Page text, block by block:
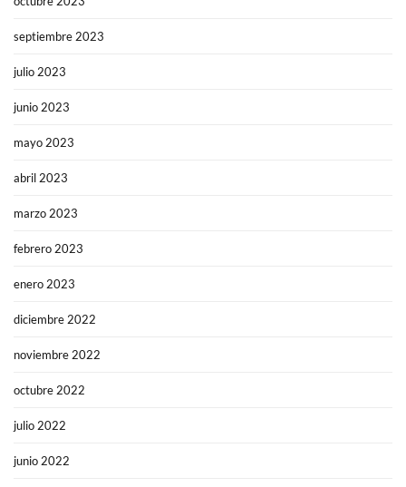
septiembre 2023
julio 2023
junio 2023
mayo 2023
abril 2023
marzo 2023
febrero 2023
enero 2023
diciembre 2022
noviembre 2022
octubre 2022
julio 2022
junio 2022